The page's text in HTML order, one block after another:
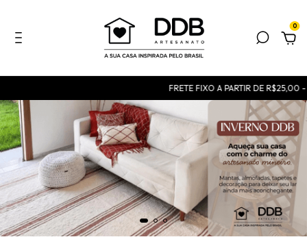
0
FRETE FIXO A PARTIR DE R$25,00 -